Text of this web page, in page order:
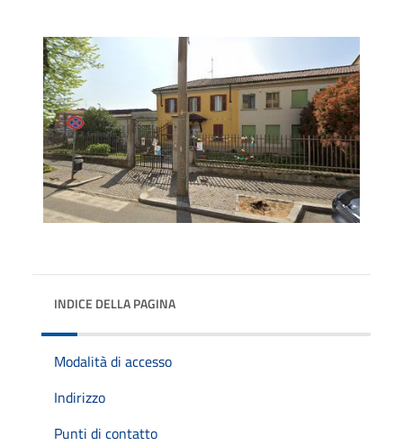
INDICE DELLA PAGINA
Modalità di accesso
Indirizzo
Punti di contatto